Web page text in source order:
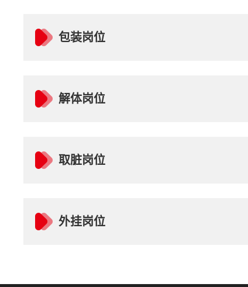
包装岗位
解体岗位
​取脏岗位
外挂岗位